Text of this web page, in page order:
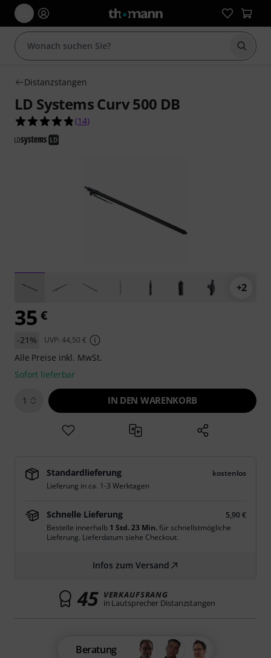
Suche
Distanzstangen
LD Systems Curv 500 DB
4.8 von 5 Sternen aus 14 Kundenbewertungen
(14)
+2
35 €
-21% UVP: 44,50 €
Alle Preise inkl. MwSt.
Sofort lieferbar
1 IN DEN WARENKORB
Standardlieferung
kostenlos
Lieferung in ca. 1-3 Werktagen
Schnelle Lieferung
5,90 €
Bestelle innerhalb 1 Std. 23 Min.für schnellstmögliche
Lieferung. Lieferdatum siehe Checkout.
Infos zum Versand
45 VERKAUFSRANG
in Lautsprecher Distanzstangen
Beratung